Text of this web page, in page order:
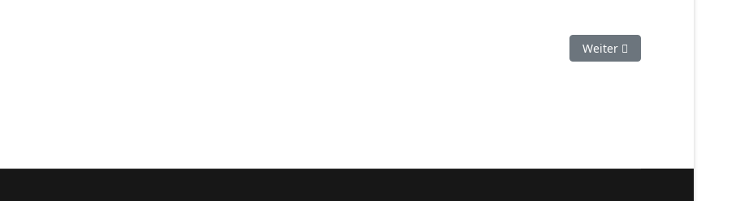
aus der X-Anthologie Nächster Beitrag:
Weiter